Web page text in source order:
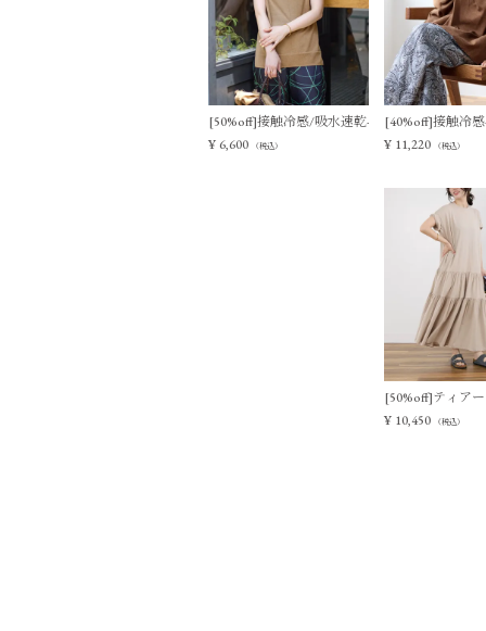
[50%off]接触冷感/吸水速乾-シアーVネックニ
¥6,600 （税込）
[40%off]接触冷
¥ 11,220 （税込）
[50%off]ティア
¥ 10,450 （税込）